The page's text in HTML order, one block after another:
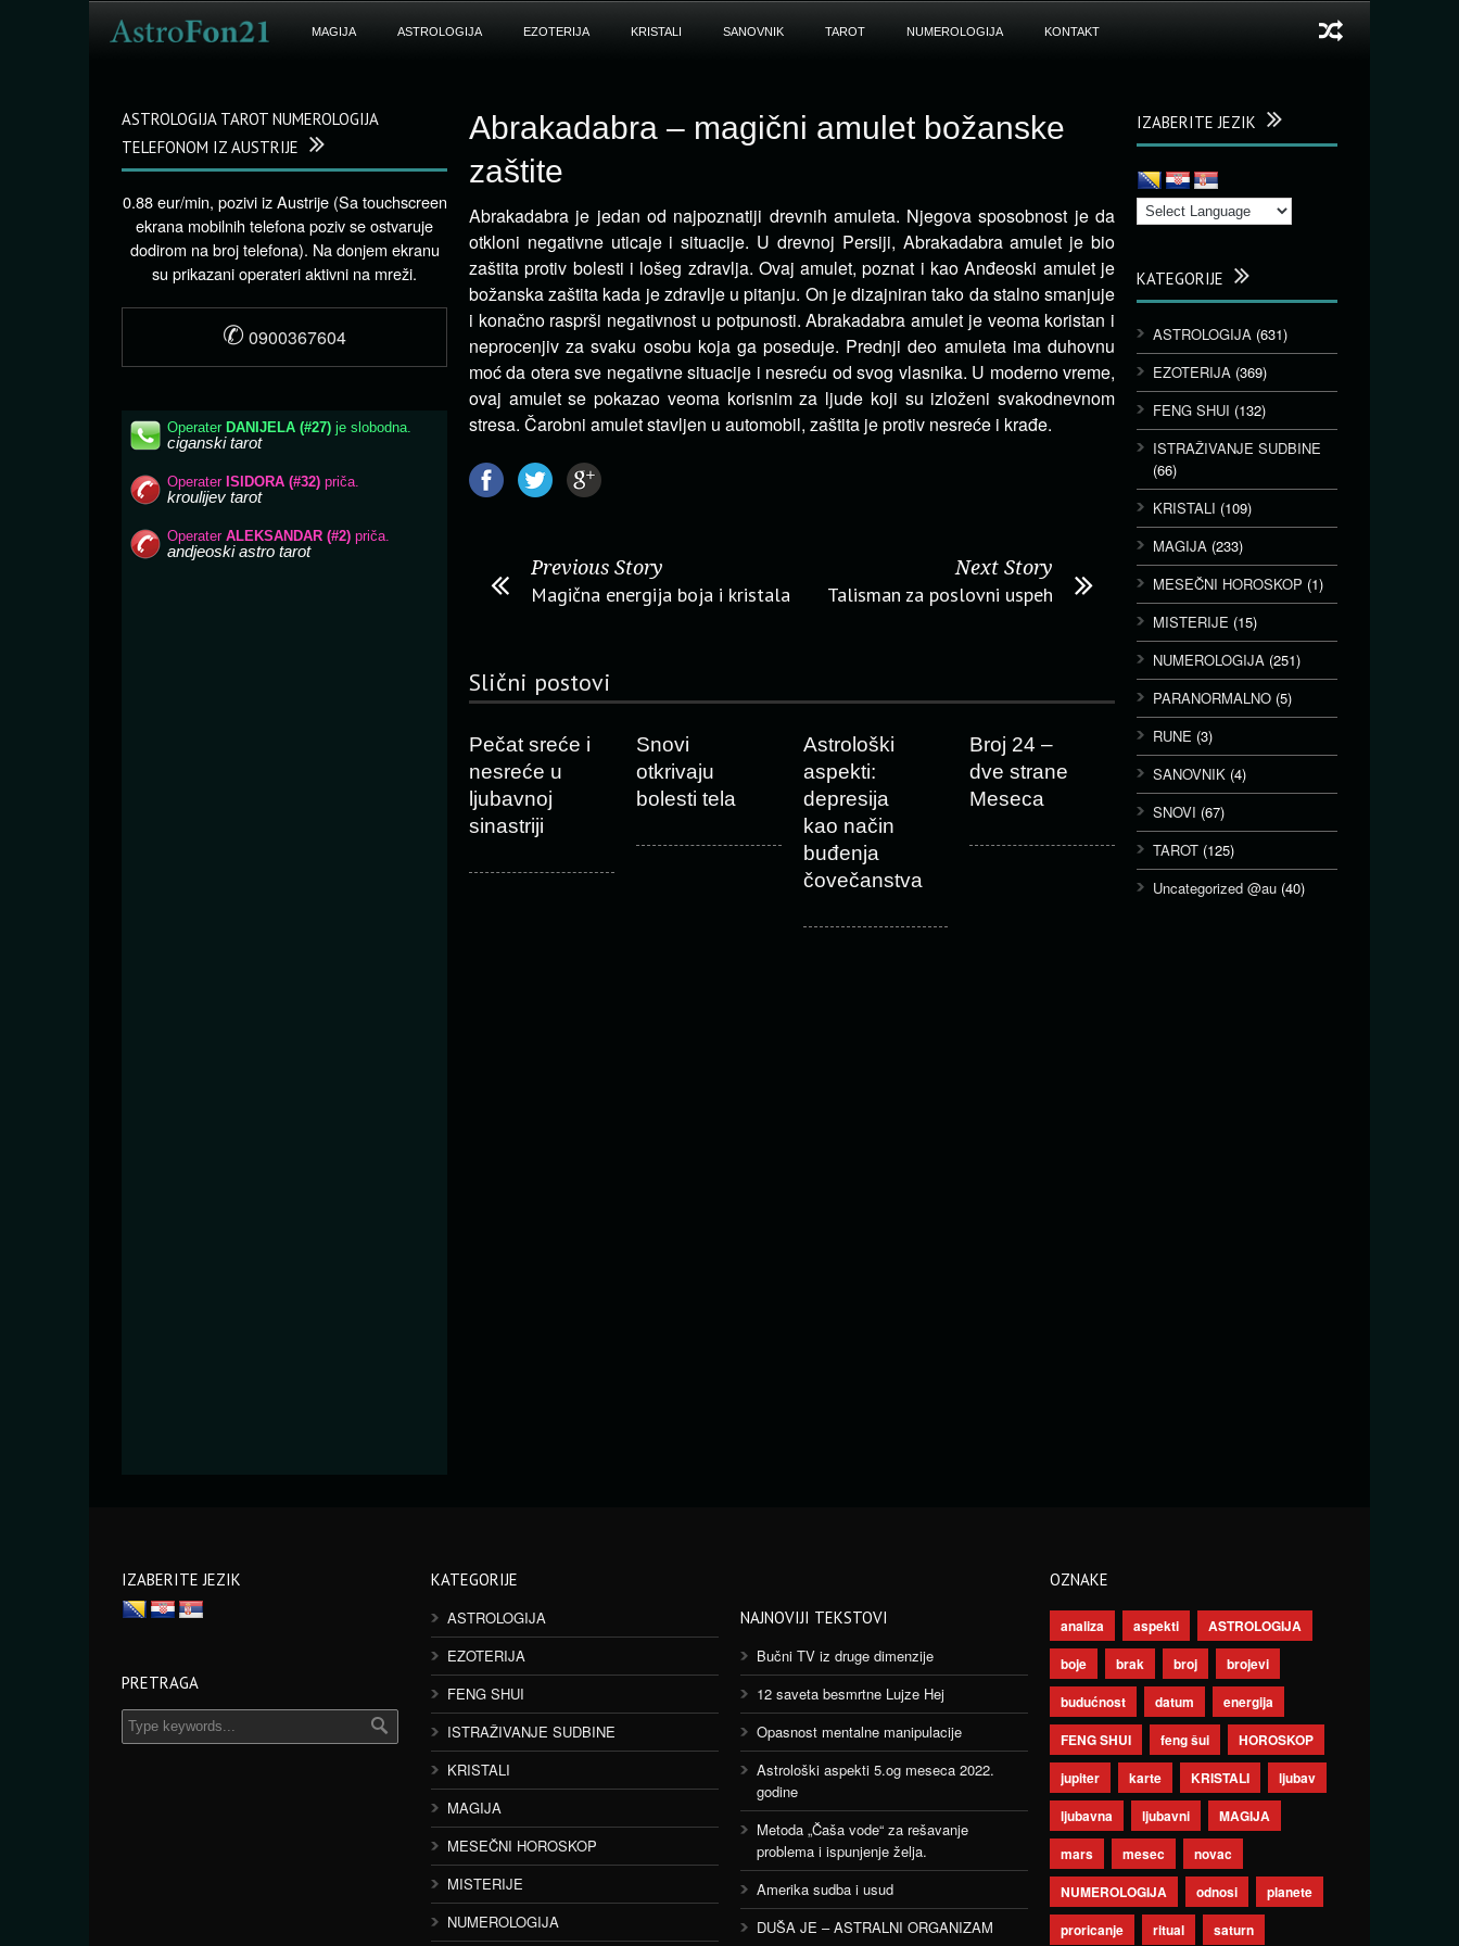
MAGIJA ASTROLOGIJA EZOTERIJA KRISTALI SANOVNIK TAROT NUMEROLOGIJA KONTAKT
Abrakadabra – magični amulet božanske
zaštite
Abrakadabra je jedan od najpoznatiji drevnih amuleta. Njegova sposobnost je da
otkloni negativne uticaje i situacije. U drevnoj Persiji, Abrakadabra amulet je bio
zaštita protiv bolesti i lošeg zdravlja. Ovaj amulet, poznat i kao Anđeoski amulet je
božanska zaštita kada je zdravlje u pitanju. On je dizajniran tako da stalno smanjuje
i konačno rasprši negativnost u potpunosti. Abrakadabra amulet je veoma koristan i
neprocenjiv za svaku osobu koja ga poseduje. Prednji deo amuleta ima duhovnu
moć da otera sve negativne situacije i nesreću od svog vlasnika. U moderno vreme,
ovaj amulet se pokazao veoma korisnim za ljude koji su izloženi svakodnevnom
stresa. Čarobni amulet stavljen u automobil, zaštita je protiv nesreće i krađe.
Previous Story
Magična energija boja i kristala
Next Story
Talisman za poslovni uspeh
Slični postovi
Pečat sreće i
nesreće u
ljubavnoj
sinastriji
Snovi
otkrivaju
bolesti tela
Astrološki
aspekti:
depresija
kao način
buđenja
čovečanstva
Broj 24 –
dve strane
Meseca
IZABERITE JEZIK
KATEGORIJE
ASTROLOGIJA (631)
EZOTERIJA (369)
FENG SHUI (132)
ISTRAŽIVANJE SUDBINE
(66)
KRISTALI (109)
MAGIJA (233)
MESEČNI HOROSKOP (1)
MISTERIJE (15)
NUMEROLOGIJA (251)
PARANORMALNO (5)
RUNE (3)
SANOVNIK (4)
SNOVI (67)
TAROT (125)
Uncategorized @au (40)
ASTROLOGIJA TAROT NUMEROLOGIJA
TELEFONOM IZ AUSTRIJE
0.88 eur/min, pozivi iz Austrije (Sa touchscreen
ekrana mobilnih telefona poziv se ostvaruje
dodirom na broj telefona). Na donjem ekranu
su prikazani operateri aktivni na mreži.
✆ 0900367604
IZABERITE JEZIK
PRETRAGA
KATEGORIJE
ASTROLOGIJA
EZOTERIJA
FENG SHUI
ISTRAŽIVANJE SUDBINE
KRISTALI
MAGIJA
MESEČNI HOROSKOP
MISTERIJE
NUMEROLOGIJA
NAJNOVIJI TEKSTOVI
Bučni TV iz druge dimenzije
12 saveta besmrtne Lujze Hej
Opasnost mentalne manipulacije
Astrološki aspekti 5.og meseca 2022.
godine
Metoda „Čaša vode“ za rešavanje
problema i ispunjenje želja.
Amerika sudba i usud
DUŠA JE – ASTRALNI ORGANIZAM
OZNAKE
analiza aspekti
ASTROLOGIJA
boje
brak broj
brojevi
budućnost
datum
energija
FENG SHUI
feng šui
HOROSKOP
jupiter
karte KRISTALI
ljubav
ljubavna
ljubavni
MAGIJA
mars
mesec
novac
NUMEROLOGIJA
odnosi
planete
proricanje
ritual saturn